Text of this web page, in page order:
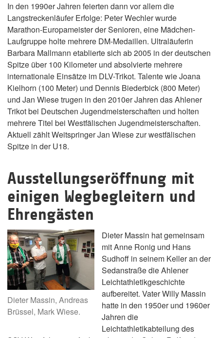
In den 1990er Jahren feierten dann vor allem die
Langstreckenläufer Erfolge: Peter Wechler wurde
Marathon-Europameister der Senioren, eine Mädchen-
Laufgruppe holte mehrere DM-Medaillen. Ultraläuferin
Barbara Mallmann etablierte sich ab 2005 in der deutschen
Spitze über 100 Kilometer und absolvierte mehrere
internationale Einsätze im DLV-Trikot. Talente wie Joana
Kielhorn (100 Meter) und Dennis Biederbick (800 Meter)
und Jan Wiese trugen in den 2010er Jahren das Ahlener
Trikot bei Deutschen Jugendmeisterschaften und holten
mehrere Titel bei Westfälischen Jugendmeisterschaften.
Aktuell zählt Weitspringer Jan Wiese zur westfälischen
Spitze in der U18.
Ausstellungseröffnung mit
einigen Wegbegleitern und
Ehrengästen
Dieter Massin, Andreas
Brüssel, Mark Wiese.
Dieter Massin hat gemeinsam
mit Anne Ronig und Hans
Sudhoff in seinem Keller an der
Sedanstraße die Ahlener
Leichtathletikgeschichte
aufbereitet. Vater Willy Massin
hatte in den 1950er und 1960er
Jahren die
Leichtathletikabteilung des